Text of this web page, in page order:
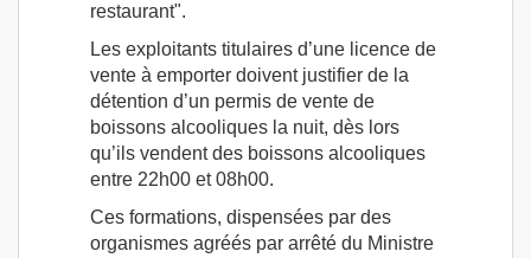
restaurant".
Les exploitants titulaires d’une licence de
vente à emporter doivent justifier de la
détention d’un permis de vente de
boissons alcooliques la nuit, dès lors
qu’ils vendent des boissons alcooliques
entre 22h00 et 08h00.
Ces formations, dispensées par des
organismes agréés par arrêté du Ministre